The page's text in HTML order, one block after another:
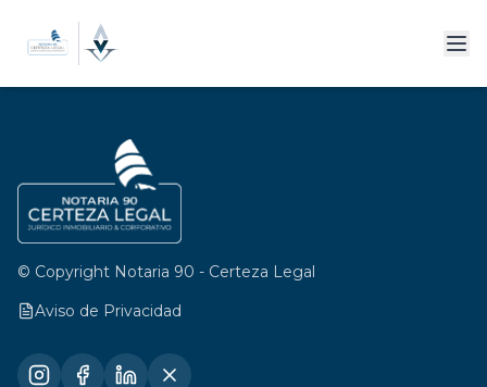
© Copyright Notaria 90 - Certeza Legal
Aviso de Privacidad